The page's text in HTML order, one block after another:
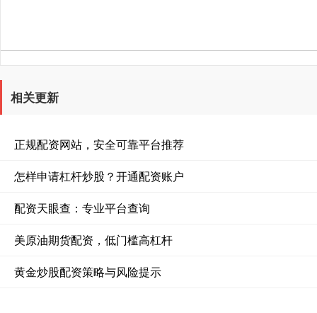
相关更新
正规配资网站，安全可靠平台推荐
怎样申请杠杆炒股？开通配资账户
配资天眼查：专业平台查询
美原油期货配资，低门槛高杠杆
黄金炒股配资策略与风险提示